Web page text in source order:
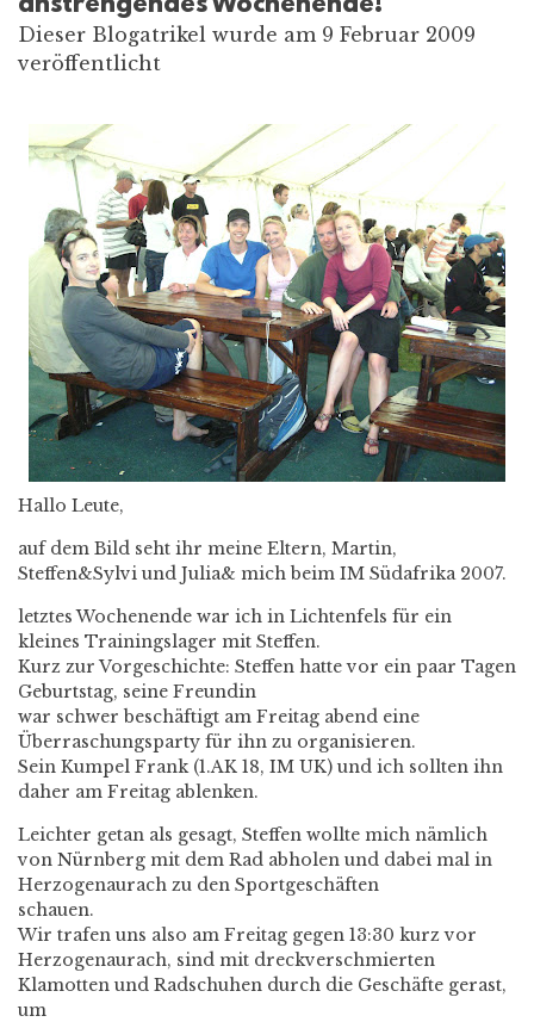
Dieser Blogatrikel wurde am 9 Februar 2009
veröffentlicht
Hallo Leute,
auf dem Bild seht ihr meine Eltern, Martin,
Steffen&Sylvi und Julia& mich beim IM Südafrika 2007.
letztes Wochenende war ich in Lichtenfels für ein
kleines Trainingslager mit Steffen.
Kurz zur Vorgeschichte: Steffen hatte vor ein paar Tagen
Geburtstag, seine Freundin
war schwer beschäftigt am Freitag abend eine
Überraschungsparty für ihn zu organisieren.
Sein Kumpel Frank (1.AK 18, IM UK) und ich sollten ihn
daher am Freitag ablenken.
Leichter getan als gesagt, Steffen wollte mich nämlich
von Nürnberg mit dem Rad abholen und dabei mal in
Herzogenaurach zu den Sportgeschäften
schauen.
Wir trafen uns also am Freitag gegen 13:30 kurz vor
Herzogenaurach, sind mit dreckverschmierten
Klamotten und Radschuhen durch die Geschäfte gerast,
um